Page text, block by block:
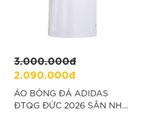
3.000.000đ
2.090.000đ
ÁO BÓNG ĐÁ ADIDAS
ĐTQG ĐỨC 2026 SÂN NHÀ